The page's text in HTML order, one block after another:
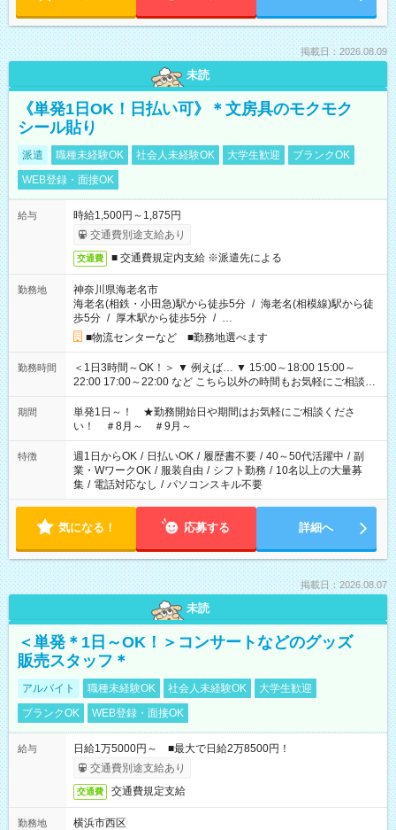
掲載日：2026.08.09
未読
《単発1日OK！日払い可》＊文房具のモクモク
シール貼り
派遣 職種未経験OK 社会人未経験OK 大学生歓迎
ブランクOK
WEB登録・面接OK
給与
時給1,500円～1,875円
交通費別途支給あり
交通費 ■ 交通費規定内支給 ※派遣先による
勤務地
神奈川県海老名市
海老名(相鉄・小田急)駅から徒歩5分 / 海老名(相模線)駅から徒
歩5分 / 厚木駅から徒歩5分 / …
■物流センターなど ■勤務地選べます
勤務時間
＜1日3時間～OK！＞ ▼ 例えば… ▼ 15:00～18:00 15:00～
22:00 17:00～22:00 など こちら以外の時間もお気軽にご相談く
ださい！
期間
単発1日～！ ★勤務開始日や期間はお気軽にご相談くださ
い！ ＃8月～ ＃9月～
特徴 週1日からOK / 日払いOK / 履歴書不要 / 40～50代活躍中 / 副
業・WワークOK / 服装自由 / シフト勤務 / 10名以上の大量募
集 / 電話対応なし / パソコンスキル不要
気になる！ 応募する 詳細へ
掲載日：2026.08.07
未読
＜単発＊1日～OK！＞コンサートなどのグッズ
販売スタッフ＊
アルバイト 職種未経験OK 社会人未経験OK
大学生歓迎
ブランクOK
WEB登録・面接OK
給与
日給1万5000円～ ■最大で日給2万8500円！
交通費別途支給あり
交通費 交通費規定支給
勤務地
横浜市西区